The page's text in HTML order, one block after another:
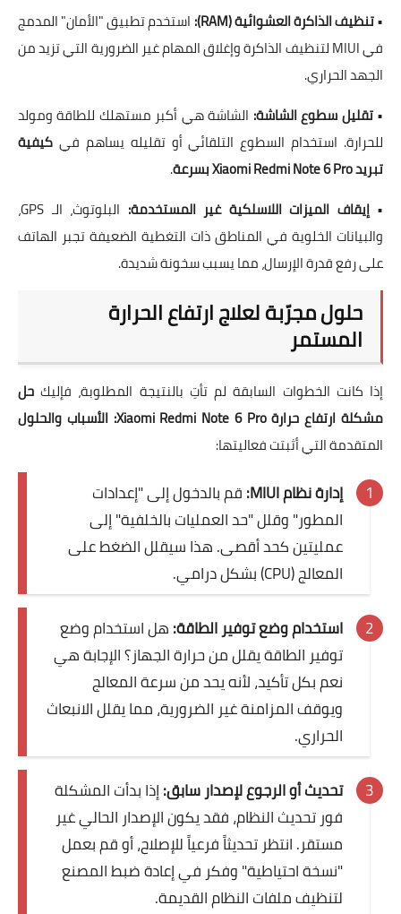
•تنظيف الذاكرة العشوائية (RAM):
استخدم تطبيق "الأمان" المدمج
في MIUI لتنظيف الذاكرة وإغلاق المهام غير الضرورية التي تزيد من
الجهد الحراري.
•تقليل سطوع الشاشة: الشاشة هي أكبر مستهلك للطاقة ومولد
للحرارة. استخدام السطوع التلقائي أو تقليله يساهم في كيفية
تبريد Xiaomi Redmi Note 6 Pro بسرعة
.
•إيقاف الميزات اللاسلكية غير المستخدمة:
البلوتوث، الـ GPS،
والبيانات الخلوية في المناطق ذات التغطية الضعيفة تجبر الهاتف
على رفع قدرة الإرسال، مما يسبب سخونة شديدة.
حلول مجرّبة لعلاج ارتفاع الحرارة
المستمر
إذا كانت الخطوات السابقة لم تأتِ بالنتيجة المطلوبة، فإليك حل
مشكلة ارتفاع حرارة Xiaomi Redmi Note 6 Pro: الأسباب والحلول
المتقدمة التي أثبتت فعاليتها:
إدارة نظام MIUI:
قم بالدخول إلى "إعدادات
المطور" وقلل "حد العمليات بالخلفية" إلى
عمليتين كحد أقصى. هذا سيقلل الضغط على
المعالج (CPU) بشكل درامي.
استخدام وضع توفير الطاقة:هل استخدام وضع
توفير الطاقة يقلل من حرارة الجهاز؟ الإجابة هي
نعم بكل تأكيد، لأنه يحد من سرعة المعالج
ويوقف المزامنة غير الضرورية، مما يقلل الانبعاث
الحراري.
تحديث أو الرجوع لإصدار سابق:إذا بدأت المشكلة
فور تحديث النظام، فقد يكون الإصدار الحالي غير
مستقر. انتظر تحديثاً فرعياً للإصلاح، أو قم بعمل
"نسخة احتياطية" وفكر في إعادة ضبط المصنع
لتنظيف ملفات النظام القديمة.